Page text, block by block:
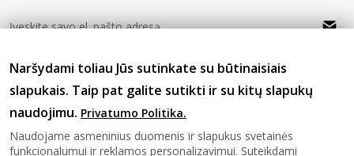
Sutinku suprivatumo politika
Sekite mus
Naršydami toliau Jūs sutinkate su būtinaisiais
slapukais. Taip pat galite sutikti ir su kitų slapukų
naudojimu. Privatumo Politika.
Naudojame asmeninius duomenis ir slapukus svetainės
funkcionalumui ir reklamos personalizavimui. Suteikdami